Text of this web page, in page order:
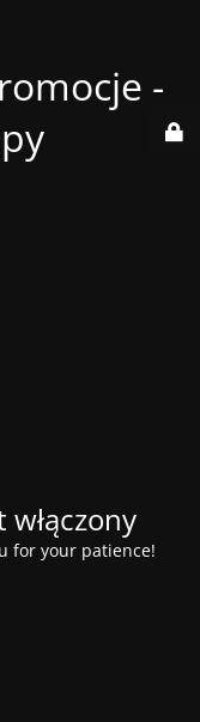
-
for your patience!